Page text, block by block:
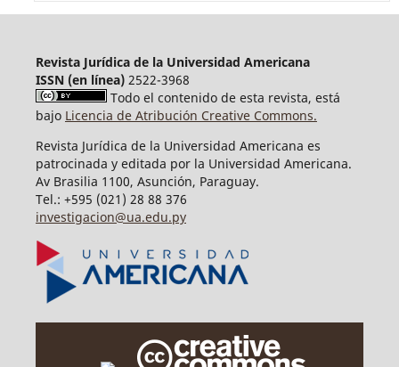
Revista Jurídica de la Universidad Americana
ISSN (en línea)2522-3968
Todo el contenido de esta revista, está
bajo Licencia de Atribución Creative Commons.
Revista Jurídica de la Universidad Americana es
patrocinada y editada por la Universidad Americana.
Av Brasilia 1100, Asunción, Paraguay.
Tel.: +595 (021) 28 88 376
investigacion@ua.edu.py